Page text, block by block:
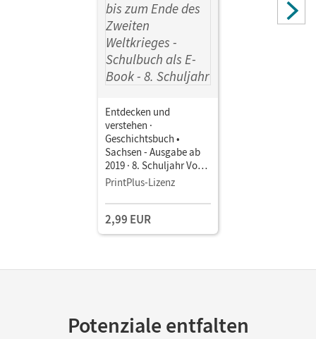
Entdecken und
verstehen ·
Geschichtsbuch •
Sachsen - Ausgabe ab
2019 · 8. Schuljahr Vom
Ersten Weltkrieg bis
Weltkrieges • Schulbuch
als E-Book Mit Medien
PrintPlus-Lizenz
2,99 EUR
Potenziale entfalten